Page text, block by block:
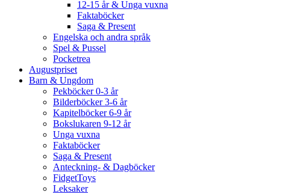
12-15 år & Unga vuxna
Faktaböcker
Saga & Present
Engelska och andra språk
Spel & Pussel
Pocketrea
Augustpriset
Barn & Ungdom
Pekböcker 0-3 år
Bilderböcker 3-6 år
Kapitelböcker 6-9 år
Bokslukaren 9-12 år
Unga vuxna
Faktaböcker
Saga & Present
Anteckning- & Dagböcker
FidgetToys
Leksaker